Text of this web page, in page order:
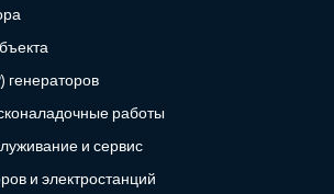
генераторов
работы
и сервис
и электростанций